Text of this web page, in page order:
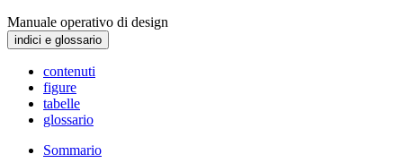
Manuale operativo di design
indici e glossario
contenuti
figure
tabelle
glossario
Sommario